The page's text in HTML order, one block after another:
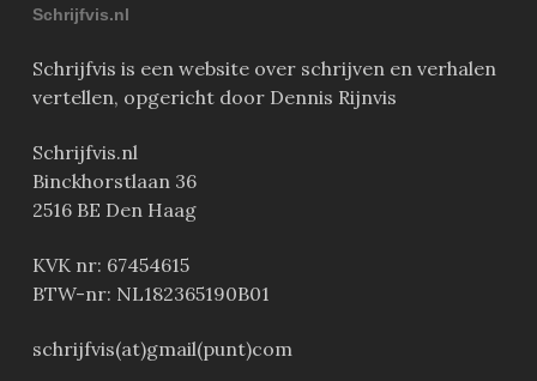
Schrijfvis.nl
Schrijfvis is een website over schrijven en verhalen
vertellen, opgericht door Dennis Rijnvis
Schrijfvis.nl
Binckhorstlaan 36
2516 BE Den Haag
KVK nr: 67454615
BTW-nr: NL182365190B01
schrijfvis(at)gmail(punt)com